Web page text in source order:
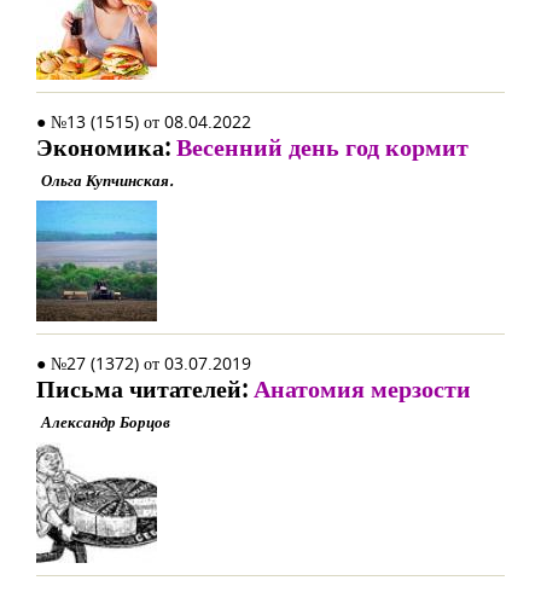
● №13 (1515) от 08.04.2022
Экономика:Весенний день год кормит
Ольга Купчинская.
● №27 (1372) от 03.07.2019
Письма читателей:Анатомия мерзости
Александр Борцов